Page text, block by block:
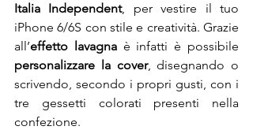
Italia Independent, per vestire il tuo
iPhone 6/6S con stile e creatività. Grazie
all’effetto lavagna
personalizzare la cover, disegnando o
scrivendo, secondo i propri gusti, con i
tre gessetti colorati presenti nella
confezione.